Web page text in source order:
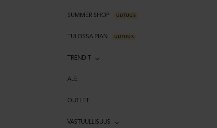
SUMMER SHOP UUTUUS
TULOSSA PIAN UUTUUS
TRENDIT
ALE
OUTLET
VASTUULLISUUS